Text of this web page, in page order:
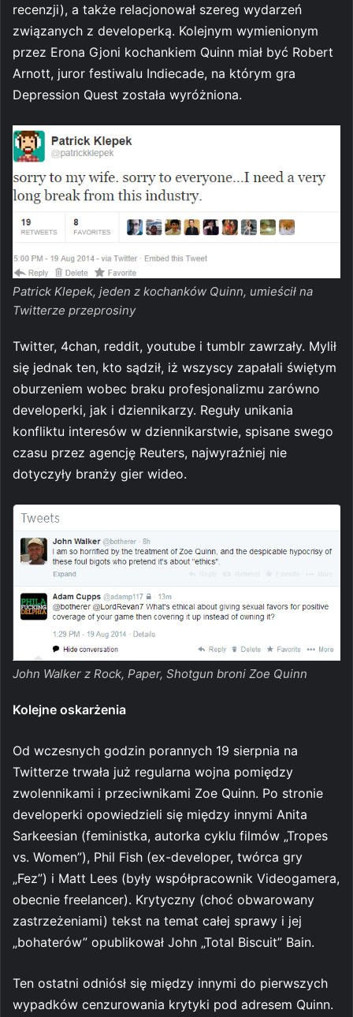
recenzji), a także relacjonował szereg wydarzeń
związanych z developerką. Kolejnym wymienionym
przez Erona Gjoni kochankiem Quinn miał być Robert
Arnott, juror festiwalu Indiecade, na którym gra
Depression Quest została wyróżniona.
Patrick Klepek, jeden z kochanków Quinn, umieścił na
Twitterze przeprosiny
Twitter, 4chan, reddit, youtube i tumblr zawrzały. Mylił
się jednak ten, kto sądził, iż wszyscy zapałali świętym
oburzeniem wobec braku profesjonalizmu zarówno
developerki, jak i dziennikarzy. Reguły unikania
konfliktu interesów w dziennikarstwie, spisane swego
czasu przez agencję Reuters, najwyraźniej nie
dotyczyły branży gier wideo.
John Walker z Rock, Paper, Shotgun broni Zoe Quinn
Kolejne oskarżenia
Od wczesnych godzin porannych 19 sierpnia na
Twitterze trwała już regularna wojna pomiędzy
zwolennikami i przeciwnikami Zoe Quinn. Po stronie
developerki opowiedzieli się między innymi Anita
Sarkeesian (feministka, autorka cyklu filmów „Tropes
vs. Women”), Phil Fish (ex-developer, twórca gry
„Fez”) i Matt Lees (były współpracownik Videogamera,
obecnie freelancer). Krytyczny (choć obwarowany
zastrzeżeniami) tekst na temat całej sprawy i jej
„bohaterów” opublikował John „Total Biscuit” Bain.
Ten ostatni odniósł się między innymi do pierwszych
wypadków cenzurowania krytyki pod adresem Quinn.